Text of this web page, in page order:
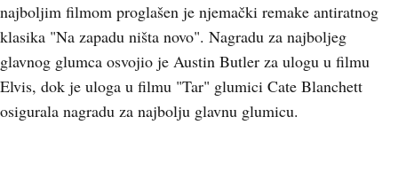
najboljim filmom proglašen je njemački remake antiratnog
klasika "Na zapadu ništa novo". Nagradu za najboljeg
glavnog glumca osvojio je Austin Butler za ulogu u filmu
Elvis, dok je uloga u filmu "Tar" glumici Cate Blanchett
osigurala nagradu za najbolju glavnu glumicu.